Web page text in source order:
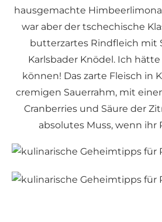
hausgemachte
war aber der tschechische
butterzartes Rindfleich mit
Karlsbader Knödel. Ich
können! Das zarte Fleisch in
cremigen Sauerrahm, mit
Cranberries und Säure der
absolutes Muss, wenn ihr